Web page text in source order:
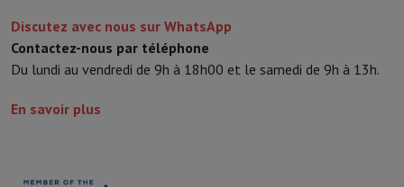
Discutez avec nous sur WhatsApp
Contactez-nous par téléphone
Du lundi au vendredi de 9h à 18h00 et le samedi de 9h à 13h.
En savoir plus